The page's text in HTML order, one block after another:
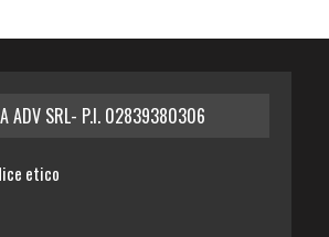
ADV SRL- P.I. 02839380306
etico